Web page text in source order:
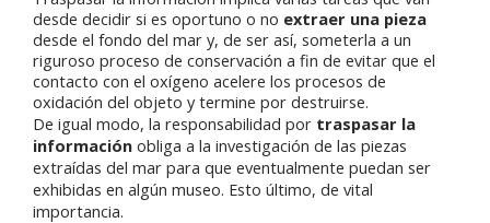
desde decidir si es oportuno o no extraer una pieza
desde el fondo del mar y, de ser así, someterla a un
riguroso proceso de conservación a fin de evitar que el
contacto con el oxígeno acelere los procesos de
oxidación del objeto y termine por destruirse.
De igual modo, la responsabilidad por traspasar la
información obliga a la investigación de las piezas
extraídas del mar para que eventualmente puedan ser
exhibidas en algún museo. Esto último, de vital
importancia.